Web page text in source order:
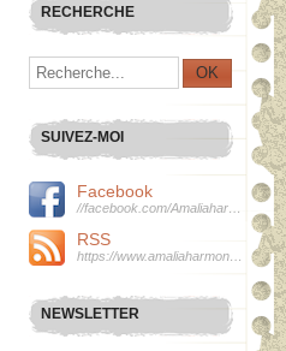
RECHERCHE
SUIVEZ-MOI
Facebook
RSS
NEWSLETTER